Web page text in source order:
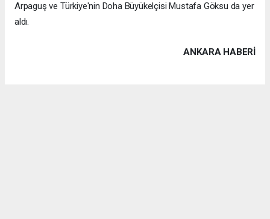
Arpaguş ve Türkiye'nin Doha Büyükelçisi Mustafa Göksu da yer
aldı.
ANKARA HABERİ